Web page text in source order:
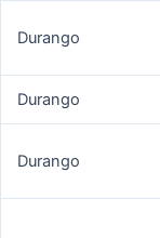
Durango
Durango
Durango